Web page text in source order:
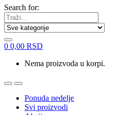
Search for:
0 0,00 RSD
Nema proizvoda u korpi.
Ponuda nedelje
Svi proizvodi